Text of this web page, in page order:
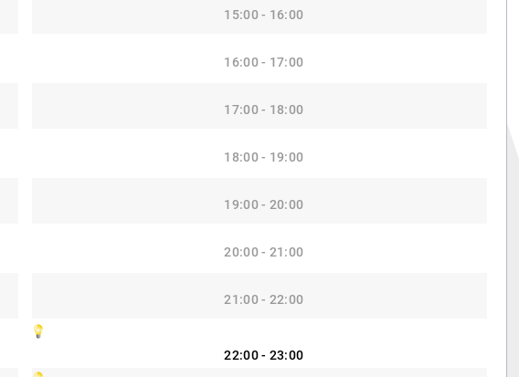
15:00 - 16:00
16:00 - 17:00
17:00 - 18:00
18:00 - 19:00
19:00 - 20:00
20:00 - 21:00
21:00 - 22:00
22:00 - 23:00